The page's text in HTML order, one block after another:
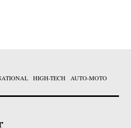
HIGH-TECH AUTO-MOTO